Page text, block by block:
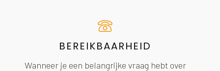
BEREIKBAARHEID
Wanneer je een belangrijke vraag hebt over